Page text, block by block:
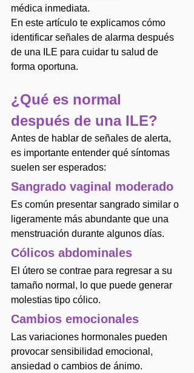
médica inmediata.
En este artículo te explicamos cómo
identificar señales de alarma después
de una ILE para cuidar tu salud de
forma oportuna.
¿Qué es normal
después de una ILE?
Antes de hablar de señales de alerta,
es importante entender qué síntomas
suelen ser esperados:
Sangrado vaginal moderado
Es común presentar sangrado similar o
ligeramente más abundante que una
menstruación durante algunos días.
Cólicos abdominales
El útero se contrae para regresar a su
tamaño normal, lo que puede generar
molestias tipo cólico.
Cambios emocionales
Las variaciones hormonales pueden
provocar sensibilidad emocional,
ansiedad o cambios de ánimo.